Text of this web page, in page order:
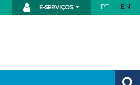
E-SERVIÇOS PT EN